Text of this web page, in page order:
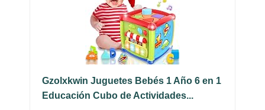
Gzolxkwin Juguetes Bebés 1 Año 6 en 1
Educación Cubo de Actividades...